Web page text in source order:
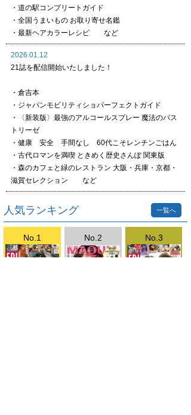
・道の駅コンプリートガイド
・全国うまいもの お取り寄せ名鑑
・最新ヘアカラーレシピ など
2026.01.12
21誌を配信開始いたしました！
・倉吉本
・ジャパンモビリティショパーフェクトガイド
・〈新装版〉最強のアルコールスプレー 魔法のパス
トリーゼ
・健康 安全 手間なし 60代こそレンチンごはん
・古代ロマンを満喫 ときめく歴史さんぽ 関東版
・森のカフェと緑のレストラン 大阪・兵庫・京都・
滋賀セレクション など
人気ランキング 一覧へ
No.1 No.2 No.3